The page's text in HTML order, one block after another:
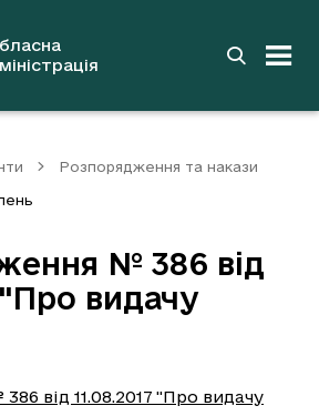
Розпорядження та накази
№ 386 від
"Про видачу
від 11.08.2017 "Про видачу